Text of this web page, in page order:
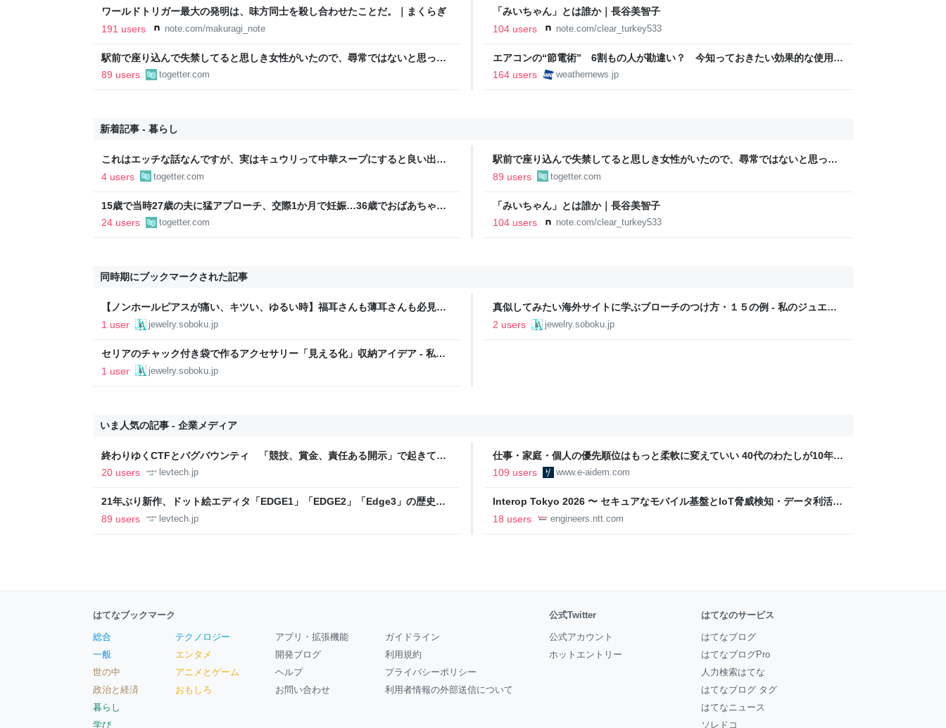
ワールドトリガー最大の発明は、味方同士を殺し合わせたことだ。｜まくらぎ
191 users
note.com/makuragi_note
「みいちゃん」とは誰か｜長谷美智子
104 users
note.com/clear_turkey533
駅前で座り込んで失禁してると思しき女性がいたので、尋常ではないと思って
警察と救急を呼んでそばで見守っていたら、急に現れた女性に「あなた何して
るんですか！？」とスマホをはたき落とされた話
89 users togetter.com
エアコンの“節電術” 6割もの人が勘違い？ 今知っておきたい効果的な使用法
- ウェザーニュース
164 users weathernews.jp
新着記事 - 暮らし
これはエッチな話なんですが、実はキュウリって中華スープにすると良い出汁
が出てめっちゃ美味いんですよ→味噌汁や炒め物など、キュウリの加熱調理は
4 users togetter.com
駅前で座り込んで失禁してると思しき女性がいたので、尋常ではないと思って
警察と救急を呼んでそばで見守っていたら、急に現れた女性に「あなた何して
89 users togetter.com
15歳で当時27歳の夫に猛アプローチ、交際1か月で妊娠…36歳でおばあちゃん
になった女性と夫の話、正直笑えないし美談にはできないのでは？
24 users togetter.com
「みいちゃん」とは誰か｜長谷美智子
104 users
note.com/clear_turkey533
同時期にブックマークされた記事
【ノンホールピアスが痛い、キツい、ゆるい時】福耳さんも薄耳さんも必見の
修正ワザ - 私のジュエリー＆アクセサリーNOTE
1 user jewelry.soboku.jp
真似してみたい海外サイトに学ぶブローチのつけ方・１５の例 - 私のジュエリ
ー＆アクセサリーNOTE
2 users jewelry.soboku.jp
セリアのチャック付き袋で作るアクセサリー「見える化」収納アイデア - 私の
ジュエリー＆アクセサリーNOTE
1 user jewelry.soboku.jp
いま人気の記事 - 企業メディア
終わりゆくCTFとバグバウンティ 「競技、賞金、責任ある開示」で起きてい
ること【フォーカス】 - レバテックLAB
20 users levtech.jp
仕事・家庭・個人の優先順位はもっと柔軟に変えていい 40代のわたしが10年後
の自分に伝えたいこと - りっすん by イーアイデム
109 users www.e-aidem.com
21年ぶり新作、ドット絵エディタ「EDGE1」「EDGE2」「Edge3」の歴史に
ついて作者に聞く【フォーカス】 - レバテックLAB
89 users levtech.jp
Interop Tokyo 2026 〜 セキュアなモバイル基盤とIoT脅威検知・データ利活用
への取り組み 〜 - NTT docomo Business Engineers' Blog
18 users engineers.ntt.com
はてなブックマーク
総合
一般
世の中
政治と経済
暮らし
学び
テクノロジー
エンタメ
アニメとゲーム
おもしろ
アプリ・拡張機能
開発ブログ
ヘルプ
お問い合わせ
ガイドライン
利用規約
プライバシーポリシー
利用者情報の外部送信について
公式Twitter
公式アカウント
ホットエントリー
はてなのサービス
はてなブログ
はてなブログPro
人力検索はてな
はてなブログ タグ
はてなニュース
ソレドコ